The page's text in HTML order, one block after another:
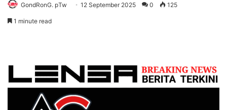
GondRonG. pTw 12 September 2025 0 125
1 minute read